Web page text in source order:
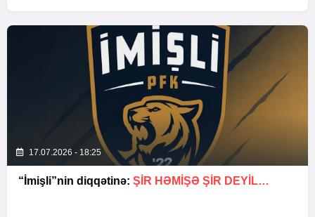
17.07.2026 - 18:25
“İmişli”nin diqqətinə: ŞIR HƏMIŞƏ ŞIR DEYIL…